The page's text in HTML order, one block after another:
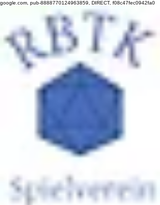
google.com, pub-8888770124963859, DIRECT, f08c47fec0942fa0